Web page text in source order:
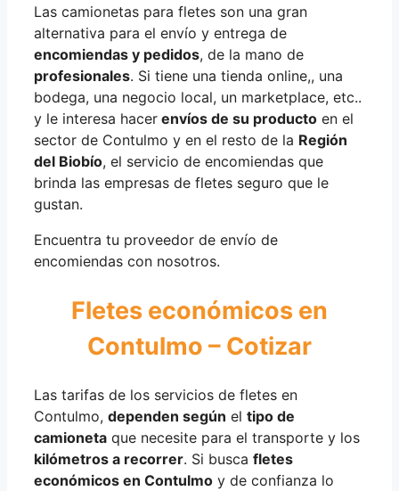
Las camionetas para fletes son una gran
alternativa para el envío y entrega de
encomiendas y pedidos, de la mano de
profesionales. Si tiene una tienda online,, una
bodega, una negocio local, un marketplace, etc..
y le interesa hacer envíos de su producto en el
sector de Contulmo y en el resto de la Región
del Biobío, el servicio de encomiendas que
brinda las empresas de fletes seguro que le
gustan.
Encuentra tu proveedor de envío de
encomiendas con nosotros.
Fletes económicos en
Contulmo – Cotizar
Las tarifas de los servicios de fletes en
Contulmo, dependen según el tipo de
camioneta que necesite para el transporte y los
kilómetros a recorrer. Si busca fletes
económicos en Contulmo y de confianza lo